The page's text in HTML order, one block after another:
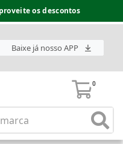
os descontos
Baixe já nosso APP
0